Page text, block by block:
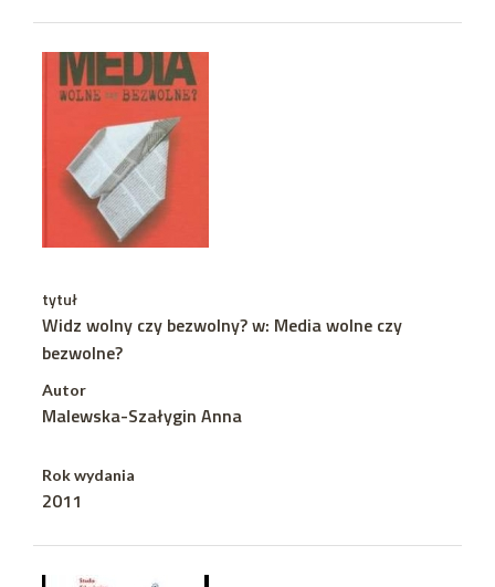
tytuł
Widz wolny czy bezwolny? w: Media wolne czy
bezwolne?
Autor
Malewska-Szałygin Anna
Rok wydania
2011